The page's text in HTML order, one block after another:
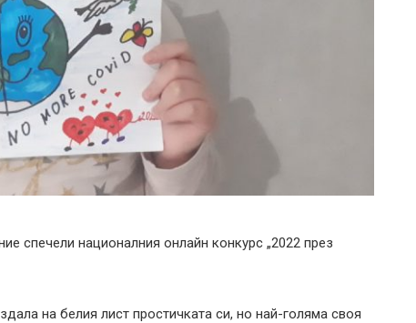
спечели националния онлайн конкурс „2022 през
на белия лист простичката си, но най-голяма своя